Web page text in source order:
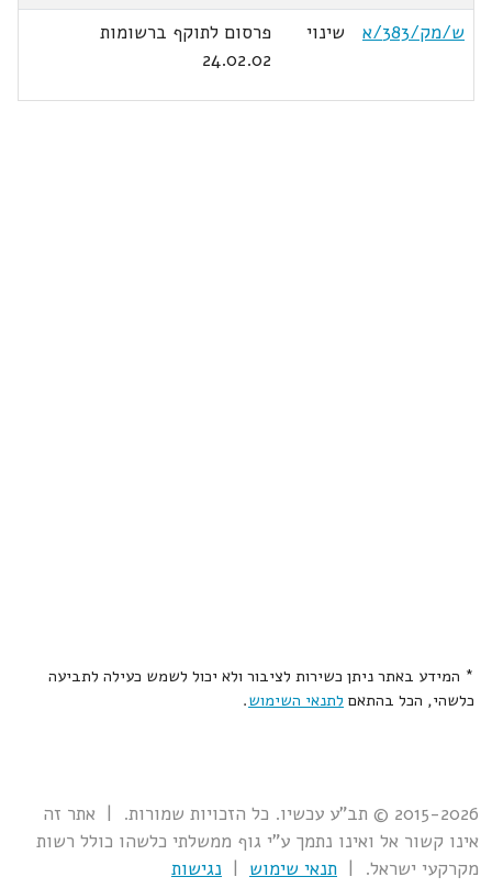
ש/מק/383/א
שינוי
פרסום לתוקף ברשומות
24.02.02
* המידע באתר ניתן כשירות לציבור ולא יכול לשמש כעילה לתביעה
כלשהי, הכל בהתאם לתנאי השימוש.
2015-2026 © תב"ע עכשיו. כל הזכויות שמורות. | אתר זה
אינו קשור אל ואינו נתמך ע"י גוף ממשלתי כלשהו כולל רשות
מקרקעי ישראל. | תנאי שימוש | נגישות